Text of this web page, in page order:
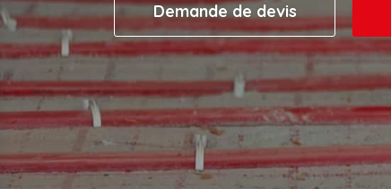
Demande de devis